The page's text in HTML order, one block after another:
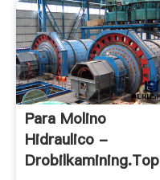
Para Molino
Hidraulico -
Drobilkamining.top